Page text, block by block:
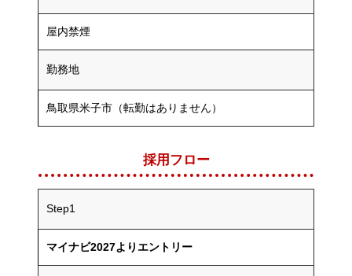
屋内禁煙
勤務地
鳥取県米子市（転勤はありません）
採用フロー
Step1
マイナビ2027よりエントリー